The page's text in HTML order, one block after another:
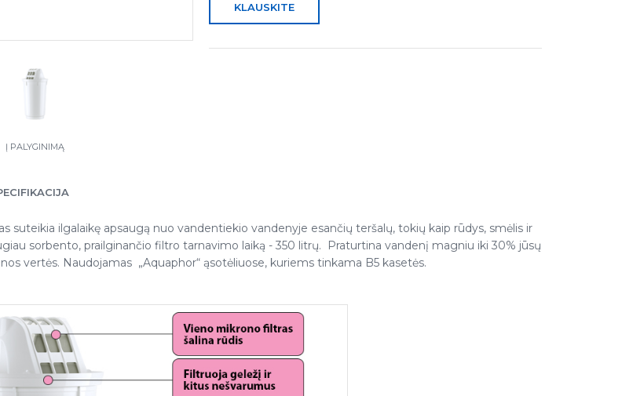
Į PALYGINIMĄ
KLAUSKITE
suteikia ilgalaikę apsaugą nuo vandentiekio vandenyje esančių teršalų, tokių kaip rūdys, smėlis ir
sorbento, prailginančio filtro tarnavimo laiką - 350 litrų. Praturtina vandenį magniu iki 30% jūsų
vertės. Naudojamas „Aquaphor“ ąsotėliuose, kuriems tinkama B5 kasetės.